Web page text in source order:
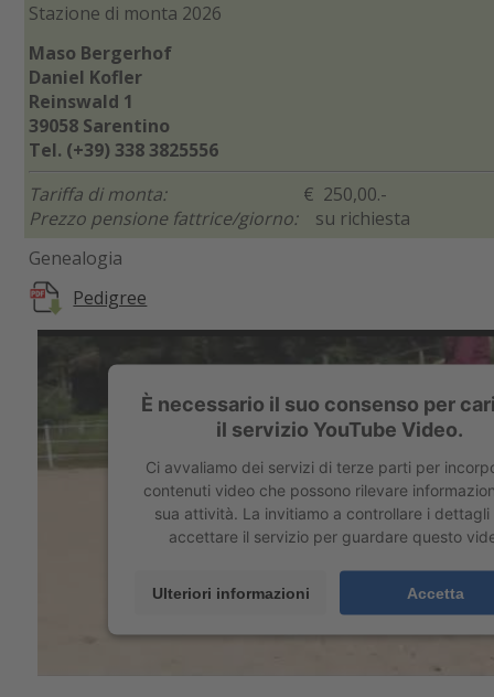
Stazione di monta 2026
Maso Bergerhof
Daniel Kofler
Reinswald 1
39058 Sarentino
Tel. (+39) 338 3825556
Tariffa di monta:€ 250,00.-
Prezzo pensione fattrice/giorno:su richiesta
Genealogia
Pedigree
È necessario il suo consenso per
il servizio YouTube Video.
Ci avvaliamo dei servizi di terze parti per
contenuti video che possono rilevare
sua attività. La invitiamo a controllare i dettagli
accettare il servizio per guardare questo
Ulteriori informazioni Accetta